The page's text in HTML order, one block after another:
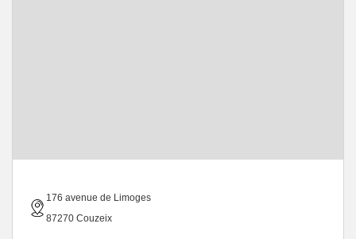
176 avenue de Limoges
87270 Couzeix